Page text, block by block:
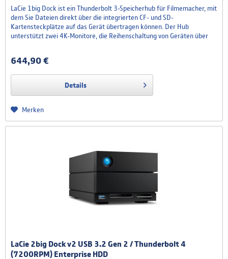
LaCie 1big Dock ist ein Thunderbolt 3-Speicherhub für Filmemacher, mit
dem Sie Dateien direkt über die integrierten CF- und SD-
Kartensteckplätze auf das Gerät übertragen können. Der Hub
unterstützt zwei 4K-Monitore, die Reihenschaltung von Geräten über
644,90 €
Details
Merken
LaCie 2big Dock v2 USB 3.2 Gen 2 / Thunderbolt 4
(7200RPM) Enterprise HDD